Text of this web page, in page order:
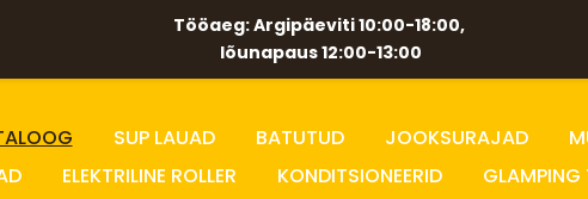
Tööaeg: Argipäeviti 10:00-18:00,
lõunapaus 12:00-13:00
SUP LAUAD BATUTUD JOOKSURAJAD
ELEKTRILINE ROLLER KONDITSIONEERID
GLAMPING